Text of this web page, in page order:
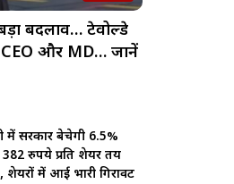
बड़ा बदलाव… टेवोल्डे
CEO और MD… जानें
सरकार बेचेगी 6.5%
382 रुपये प्रति शेयर तय
में आई भारी गिरावट